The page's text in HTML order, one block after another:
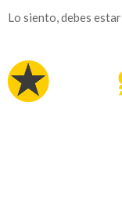
Lo siento, debes estar